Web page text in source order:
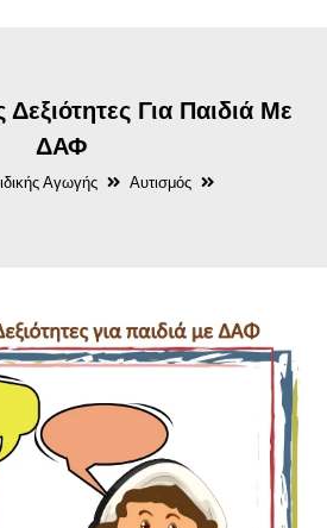
Δεξιότητες Για Παιδιά Με
ΔΑΦ
Αγωγής
Αυτισμός